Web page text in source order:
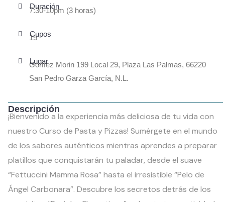
Duración
7:30-10pm (3 horas)
Cupos
15
Lugar
Gomez Morin 199 Local 29, Plaza Las Palmas, 66220
San Pedro Garza García, N.L.
Descripción
¡Bienvenido a la experiencia más deliciosa de tu vida con
nuestro Curso de Pasta y Pizzas! Sumérgete en el mundo
de los sabores auténticos mientras aprendes a preparar
platillos que conquistarán tu paladar, desde el suave
“Fettuccini Mamma Rosa” hasta el irresistible “Pelo de
Ángel Carbonara”. Descubre los secretos detrás de los